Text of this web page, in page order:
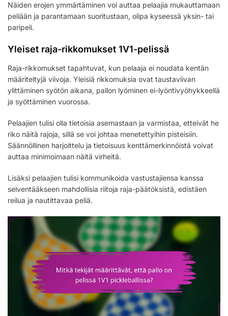
Näiden erojen ymmärtäminen voi auttaa pelaajia mukauttamaan
peliään ja parantamaan suoritustaan, olipa kyseessä yksin- tai
paripeli.
Yleiset raja-rikkomukset 1V1-pelissä
Raja-rikkomukset tapahtuvat, kun pelaaja ei noudata kentän
määriteltyjä viivoja. Yleisiä rikkomuksia ovat taustaviivan
ylittäminen syötön aikana, pallon lyöminen ei-lyöntivyöhykkeellä
ja syöttäminen vuorossa.
Pelaajien tulisi olla tietoisia asemastaan ja varmistaa, etteivät he
riko näitä rajoja, sillä se voi johtaa menetettyihin pisteisiin.
Säännöllinen harjoittelu ja tietoisuus kenttämerkinnöistä voivat
auttaa minimoimaan näitä virheitä.
Lisäksi pelaajien tulisi kommunikoida vastustajiensa kanssa
selventääkseen mahdollisia riitoja raja-päätöksistä, edistäen
reilua ja nautittavaa peliä.